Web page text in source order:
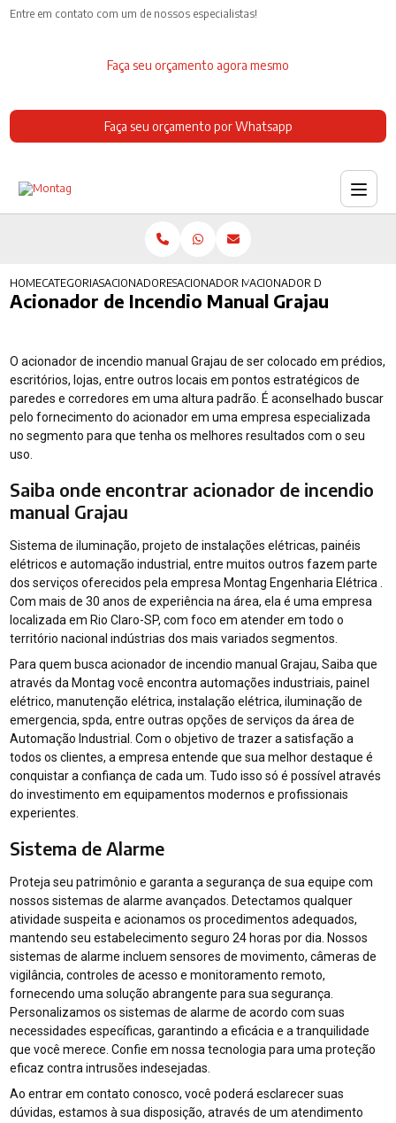
Entre em contato com um de nossos especialistas!
Faça seu orçamento agora mesmo
Faça seu orçamento por Whatsapp
HOMECATEGORIASACIONADORES DE INCENDIOACIONADOR MANUAL ALARME DE
ACIONADOR DE INCENDIO
Acionador de Incendio Manual Grajau
O acionador de incendio manual Grajau de ser colocado em prédios,
escritórios, lojas, entre outros locais em pontos estratégicos de
paredes e corredores em uma altura padrão. É aconselhado buscar
pelo fornecimento do acionador em uma empresa especializada
no segmento para que tenha os melhores resultados com o seu
uso.
Saiba onde encontrar acionador de incendio
manual Grajau
Sistema de iluminação, projeto de instalações elétricas, painéis
elétricos e automação industrial, entre muitos outros fazem parte
dos serviços oferecidos pela empresa Montag Engenharia Elétrica .
Com mais de 30 anos de experiência na área, ela é uma empresa
localizada em Rio Claro-SP, com foco em atender em todo o
território nacional indústrias dos mais variados segmentos.
Para quem busca acionador de incendio manual Grajau, Saiba que
através da Montag você encontra automações industriais, painel
elétrico, manutenção elétrica, instalação elétrica, iluminação de
emergencia, spda, entre outras opções de serviços da área de
Automação Industrial. Com o objetivo de trazer a satisfação a
todos os clientes, a empresa entende que sua melhor destaque é
conquistar a confiança de cada um. Tudo isso só é possível através
do investimento em equipamentos modernos e profissionais
experientes.
Sistema de Alarme
Proteja seu patrimônio e garanta a segurança de sua equipe com
nossos sistemas de alarme avançados. Detectamos qualquer
atividade suspeita e acionamos os procedimentos adequados,
mantendo seu estabelecimento seguro 24 horas por dia. Nossos
sistemas de alarme incluem sensores de movimento, câmeras de
vigilância, controles de acesso e monitoramento remoto,
fornecendo uma solução abrangente para sua segurança.
Personalizamos os sistemas de alarme de acordo com suas
necessidades específicas, garantindo a eficácia e a tranquilidade
que você merece. Confie em nossa tecnologia para uma proteção
eficaz contra intrusões indesejadas.
Ao entrar em contato conosco, você poderá esclarecer suas
dúvidas, estamos à sua disposição, através de um atendimento